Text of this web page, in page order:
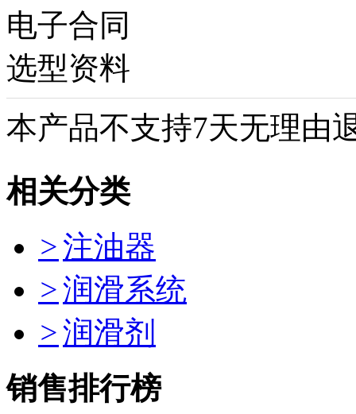
电子合同
选型资料
本产品不支持7天无理由
相关分类
>注油器
>润滑系统
>润滑剂
销售排行榜